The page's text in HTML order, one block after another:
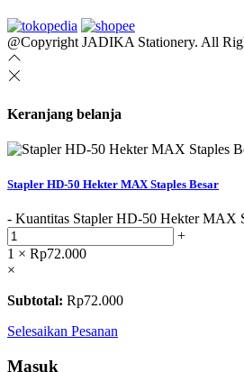
@Copyright JADIKA Stationery. All
Keranjang belanja
Stapler HD-50 Hekter MAX Staples Besar
- Kuantitas Stapler HD-50 Hekter MAX
+
1 × Rp72.000
×
Subtotal: Rp72.000
Selesaikan Pesanan
Masuk